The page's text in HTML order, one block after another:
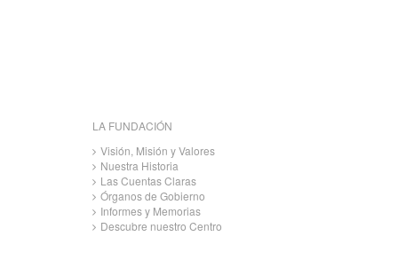
LA FUNDACIÓN
Visión, Misión y Valores
Nuestra Historia
Las Cuentas Claras
Órganos de Gobierno
Informes y Memorias
Descubre nuestro Centro